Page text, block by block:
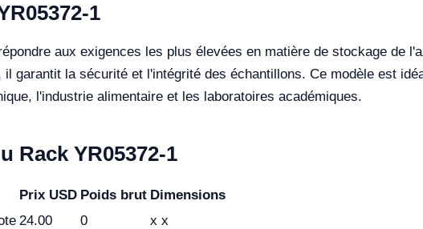
1
aux exigences les plus élevées en matière de stockage de
garantit la sécurité et l'intégrité des échantillons. Ce modèle est
l'industrie alimentaire et les laboratoires académiques.
Rack YR05372-1
Prix USD Poids brut Dimensions
24.00 0 x x